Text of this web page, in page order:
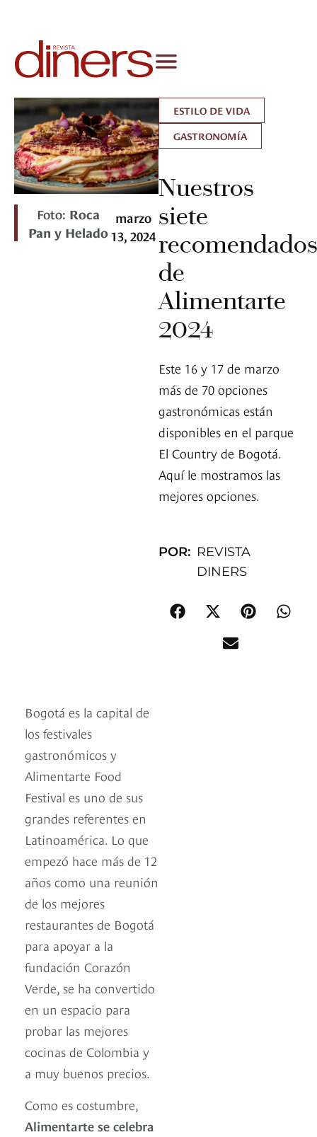
Foto: Roca
Pan y Helado
marzo
13, 2024
ESTILO DE VIDA
GASTRONOMÍA
Nuestros
siete
recomendados
de
Alimentarte
2024
Este 16 y 17 de marzo
más de 70 opciones
gastronómicas están
disponibles en el parque
El Country de Bogotá.
Aquí le mostramos las
mejores opciones.
POR: REVISTA
DINERS
Bogotá es la capital de
los festivales
gastronómicos y
Alimentarte Food
Festival es uno de sus
grandes referentes en
Latinoamérica. Lo que
empezó hace más de 12
años como una reunión
de los mejores
restaurantes de Bogotá
para apoyar a la
fundación Corazón
Verde, se ha convertido
en un espacio para
probar las mejores
cocinas de Colombia y
a muy buenos precios.
Como es costumbre,
Alimentarte se celebra